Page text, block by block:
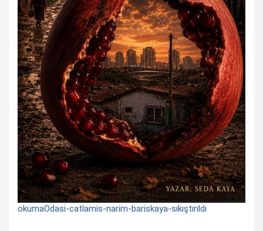
okumaOdasi-catlamis-narim-bariskaya-sıkıştırıldı